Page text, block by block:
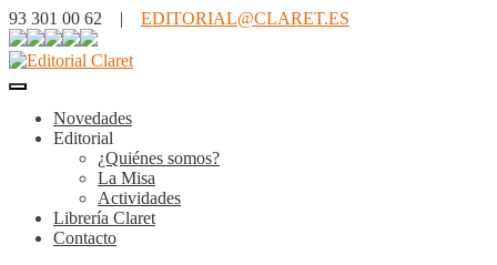
93 301 00 62 | EDITORIAL@CLARET.ES
Novedades
Editorial
¿Quiénes somos?
La Misa
Actividades
Librería Claret
Contacto